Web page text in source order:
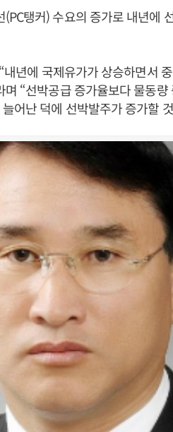
탱커) 수요의 증가로 내년에
년에 국제유가가 상승하면서
“선박공급 증가율보다 물동
어난 덕에 선박발주가 증가할